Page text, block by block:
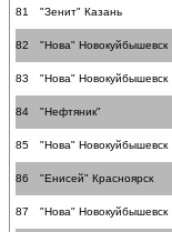
81 "Зенит" Казань
82 "Нова" Новокуйбышевск
83 "Нова" Новокуйбышевск
84 "Нефтяник"
85 "Нова" Новокуйбышевск
86 "Енисей" Красноярск
87 "Нова" Новокуйбышевск